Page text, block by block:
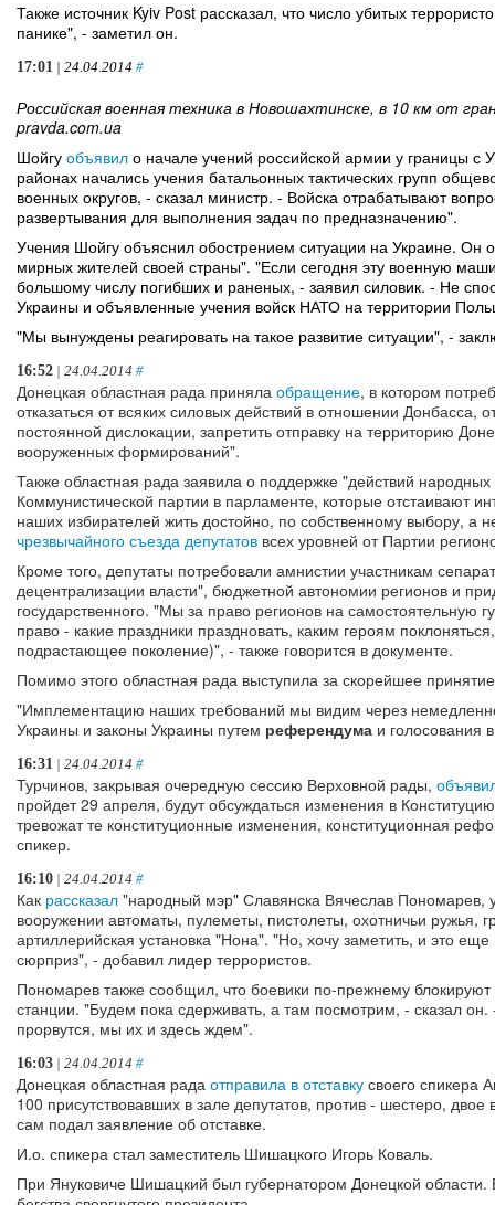
Также источник Kyiv Post рассказал, что число убитых
панике", - заметил он.
17:01 | 24.04.2014 #
Российская военная техника в Новошахтинске, в 10 км от
pravda.com.ua
Шойгу объявил о начале учений российской армии у границы с
районах начались учения батальонных тактических групп
военных округов, - сказал министр. - Войска отрабатывают
развертывания для выполнения задач по предназначению".
Учения Шойгу объяснил обострением ситуации на Украине. Он
мирных жителей своей страны". "Если сегодня эту военную
большому числу погибших и раненых, - заявил силовик. - Не
Украины и объявленные учения войск НАТО на территории
"Мы вынуждены реагировать на такое развитие ситуации", -
16:52 | 24.04.2014 #
Донецкая областная рада приняла обращение, в котором
отказаться от всяких силовых действий в отношении
постоянной дислокации, запретить отправку на территорию
вооруженных формирований".
Также областная рада заявила о поддержке "действий
Коммунистической партии в парламенте, которые отстаивают
наших избирателей жить достойно, по собственному выбору, а
чрезвычайного съезда депутатов всех уровней от Партии
Кроме того, депутаты потребовали амнистии участникам
децентрализации власти", бюджетной автономии регионов и
государственного. "Мы за право регионов на самостоятельную
право - какие праздники праздновать, каким героям
подрастающее поколение)", - также говорится в документе.
Помимо этого областная рада выступила за скорейшее
"Имплементацию наших требований мы видим через
Украины и законы Украины путем референдума и голосования
16:31 | 24.04.2014 #
Турчинов, закрывая очередную сессию Верховной рады,
пройдет 29 апреля, будут обсуждаться изменения в
тревожат те конституционные изменения, конституционная
спикер.
16:10 | 24.04.2014 #
Как рассказал "народный мэр" Славянска Вячеслав Пономарев,
вооружении автоматы, пулеметы, пистолеты, охотничьи ружья,
артиллерийская установка "Нона". "Но, хочу заметить, и это
сюрприз", - добавил лидер террористов.
Пономарев также сообщил, что боевики по-прежнему
станции. "Будем пока сдерживать, а там посмотрим, - сказал он.
прорвутся, мы их и здесь ждем".
16:03 | 24.04.2014 #
Донецкая областная рада отправила в отставку своего спикера
100 присутствовавших в зале депутатов, против - шестеро,
сам подал заявление об отставке.
И.о. спикера стал заместитель Шишацкого Игорь Коваль.
При Януковиче Шишацкий был губернатором Донецкой области.